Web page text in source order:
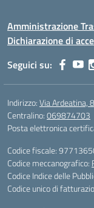
Amministrazione
Dichiarazione di
Seguici su:
Indirizzo:Via Ardeatina,
Centralino:069874703
Posta elettronica
Codice fiscale:
Codice meccanografico:
Codice Indice delle
Codice unico di